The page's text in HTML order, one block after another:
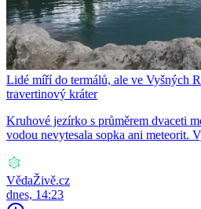
Lidé míří do termálů, ale ve Vyšných
travertinový kráter
Kruhové jezírko s průměrem dvaceti
vodou nevytesala sopka ani meteorit.
VědaŽivě.cz
dnes, 14:23